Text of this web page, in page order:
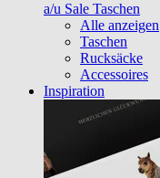
a/u Sale Taschen
Alle anzeigen
Taschen
Rucksäcke
Accessoires
Inspiration